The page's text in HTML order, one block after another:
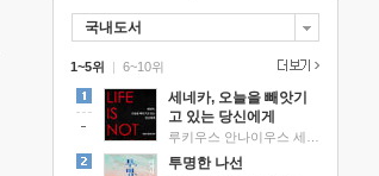
국내도서
1~5위 |
세네카, 오늘을 빼앗기
고 있는 당신에게
투명한 나선
6~10위